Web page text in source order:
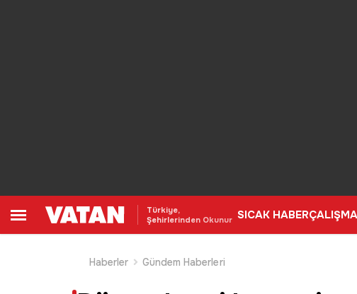
Türkiye,
Şehirlerinden Okunur SICAK HABER
Haberler
Gündem Haberleri